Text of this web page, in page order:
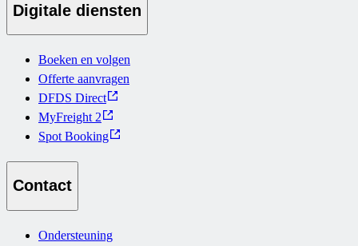
Digitale diensten
Boeken en volgen
Offerte aanvragen
DFDS Direct
MyFreight 2
Spot Booking
Contact
Ondersteuning